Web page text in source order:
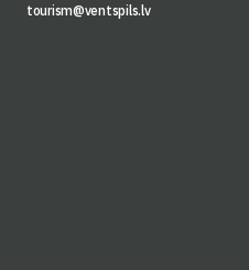
tourism@ventspils.lv